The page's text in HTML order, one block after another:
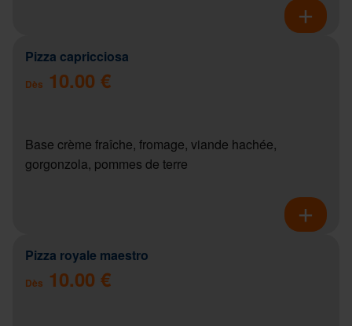
Pizza capricciosa
Dès 10.00 €
Base crème fraîche, fromage, viande hachée,
gorgonzola, pommes de terre
Pizza royale maestro
Dès 10.00 €